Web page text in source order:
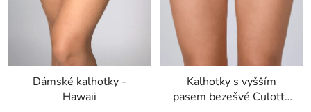
Dámské kalhotky -
Hawaii
Kalhotky s vyšším
pasem bezešvé Culotte